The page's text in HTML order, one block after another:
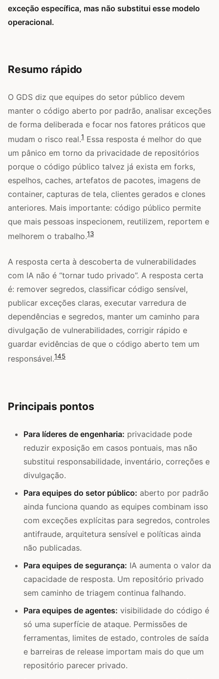
exceção específica, mas não substitui esse modelo
operacional.
Resumo rápido
O GDS diz que equipes do setor público devem
manter o código aberto por padrão, analisar exceções
de forma deliberada e focar nos fatores práticos que
mudam o risco real.1 Essa resposta é melhor do que
um pânico em torno da privacidade de repositórios
porque o código público talvez já exista em forks,
espelhos, caches, artefatos de pacotes, imagens de
container, capturas de tela, clientes gerados e clones
anteriores. Mais importante: código público permite
que mais pessoas inspecionem, reutilizem, reportem e
melhorem o trabalho.13
A resposta certa à descoberta de vulnerabilidades
com IA não é “tornar tudo privado”. A resposta certa
é: remover segredos, classificar código sensível,
publicar exceções claras, executar varredura de
dependências e segredos, manter um caminho para
divulgação de vulnerabilidades, corrigir rápido e
guardar evidências de que o código aberto tem um
responsável.145
Principais pontos
Para líderes de engenharia: privacidade pode
reduzir exposição em casos pontuais, mas não
substitui responsabilidade, inventário, correções e
divulgação.
Para equipes do setor público: aberto por padrão
ainda funciona quando as equipes combinam isso
com exceções explícitas para segredos, controles
antifraude, arquitetura sensível e políticas ainda
não publicadas.
Para equipes de segurança: IA aumenta o valor da
capacidade de resposta. Um repositório privado
sem caminho de triagem continua falhando.
Para equipes de agentes: visibilidade do código é
só uma superfície de ataque. Permissões de
ferramentas, limites de estado, controles de saída
e barreiras de release importam mais do que um
repositório parecer privado.